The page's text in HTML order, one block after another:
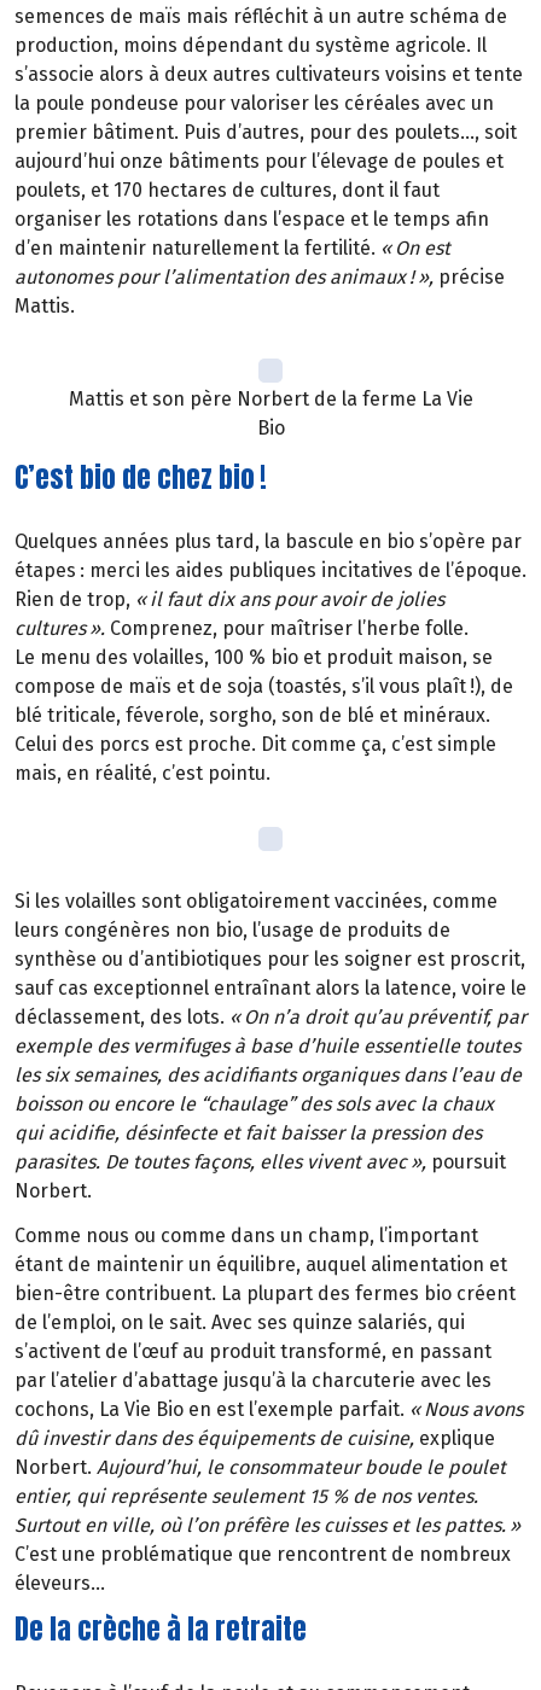
semences de maïs mais réfléchit à un autre schéma de
production, moins dépendant du système agricole. Il
s’associe alors à deux autres cultivateurs voisins et tente
la poule pondeuse pour valoriser les céréales avec un
premier bâtiment. Puis d’autres, pour des poulets…, soit
aujourd’hui onze bâtiments pour l’élevage de poules et
poulets, et 170 hectares de cultures, dont il faut
organiser les rotations dans l’espace et le temps afin
d’en maintenir naturellement la fertilité. « On est
autonomes pour l’alimentation des animaux ! », précise
Mattis.
Mattis et son père Norbert de la ferme La Vie
Bio
C’est bio de chez bio !
Quelques années plus tard, la bascule en bio s’opère par
étapes : merci les aides publiques incitatives de l’époque.
Rien de trop, « il faut dix ans pour avoir de jolies
cultures ». Comprenez, pour maîtriser l’herbe folle.
Le menu des volailles, 100 % bio et produit maison, se
compose de maïs et de soja (toastés, s’il vous plaît !), de
blé triticale, féverole, sorgho, son de blé et minéraux.
Celui des porcs est proche. Dit comme ça, c’est simple
mais, en réalité, c’est pointu.
Si les volailles sont obligatoirement vaccinées, comme
leurs congénères non bio, l’usage de produits de
synthèse ou d’antibiotiques pour les soigner est proscrit,
sauf cas exceptionnel entraînant alors la latence, voire le
déclassement, des lots. « On n’a droit qu’au préventif, par
exemple des vermifugesà base d’huile essentielle toutes
les six semaines, des acidifiants organiques dans l’eau de
boisson ou encore le “chaulage”des sols avec la chaux
qui acidifie, désinfecte et fait baisser la pression des
parasites. De toutes façons, elles vivent avec », poursuit
Norbert.
Comme nous ou comme dans un champ, l’important
étant de maintenir un équilibre, auquel alimentation et
bien-être contribuent. La plupart des fermes bio créent
de l’emploi, on le sait. Avec ses quinze salariés, qui
s’activent de l’œuf au produit transformé, en passant
par l’atelier d’abattage jusqu’à la charcuterie avec les
cochons, La Vie Bio en est l’exemple parfait. « Nous avons
dûinvestir dans deséquipements de cuisine, explique
Norbert. Aujourd’hui, le consommateur boude le poulet
entier, qui représente seulement 15 % de nos ventes.
Surtout en ville, où l’on préfère les cuisses et les pattes. »
C’est une problématique que rencontrent de nombreux
éleveurs…
De la crèche à la retraite